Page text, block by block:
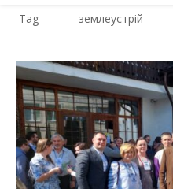
Tag землеустрій